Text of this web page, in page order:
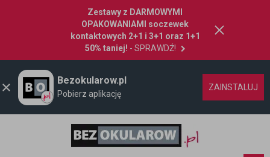
Zestawy z DARMOWYMI
OPAKOWANIAMI soczewek
kontaktowych 2+1 i 3+1 oraz 1+1
50% taniej! - SPRAWDŹ!
Bezokularow.pl
Pobierz aplikację
ZAINSTALUJ